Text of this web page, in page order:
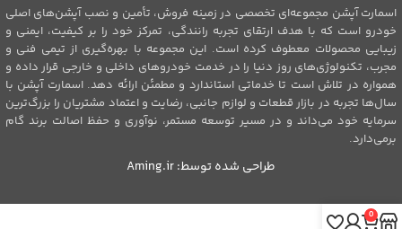
اسمارت آپشن مجموعه‌ای تخصصی در زمینه فروش، تأمین و نصب آپشن‌های اصلی
خودرو است که با هدف ارتقای تجربه رانندگی، تمرکز خود را بر کیفیت، ایمنی و
زیبایی محصولات معطوف کرده است. این مجموعه با بهره‌گیری از تیمی فنی و
مجرب، تکنولوژی‌های روز دنیا را در خدمت خودروهای داخلی و خارجی قرار داده و
همواره در تلاش است تا خدماتی استاندارد و مطمئن ارائه دهد. اسمارت آپشن با
سال‌ها تجربه در بازار قطعات و لوازم جانبی، رضایت و اعتماد مشتریان را بزرگ‌ترین
سرمایه خود می‌داند و در مسیر توسعه مستمر، نوآوری و حفظ اصالت برند گام
برمی‌دارد.
طراحی شده توسط:Aming.ir
0